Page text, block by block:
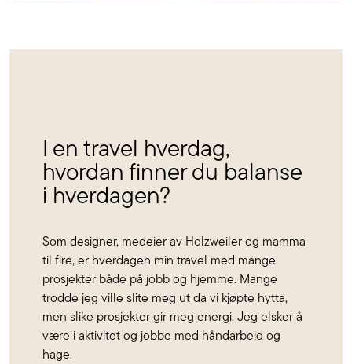
I en travel hverdag,
hvordan finner du balanse
i hverdagen?
Som designer, medeier av Holzweiler og mamma
til fire, er hverdagen min travel med mange
prosjekter både på jobb og hjemme. Mange
trodde jeg ville slite meg ut da vi kjøpte hytta,
men slike prosjekter gir meg energi. Jeg elsker å
være i aktivitet og jobbe med håndarbeid og
hage.